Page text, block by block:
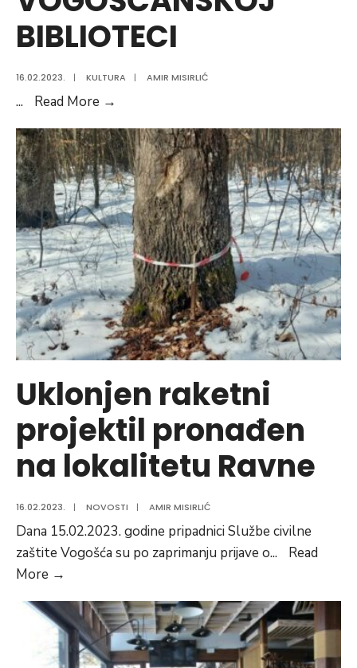
BIBLIOTECI
16.02.2023. | KULTURA | AMIR MISIRLIĆ
... Read More →
IZDAO
SVOJU
PRVU
KNJIGU
„PRIČE
IZ
SRCOLIKE
ZEMLJE“,
PRVE
PRIMJERKE
POKLONIO
VOGOŠĆANSKOJ
BIBLIOTECI
Uklonjen raketni
projektil pronađen
na lokalitetu Ravne
16.02.2023. | NOVOSTI | AMIR MISIRLIĆ
Dana 15.02.2023. godine pripadnici Službe civilne
zaštite Vogošća su po zaprimanju prijave o...
Read
More →
projektil
pronađen
na